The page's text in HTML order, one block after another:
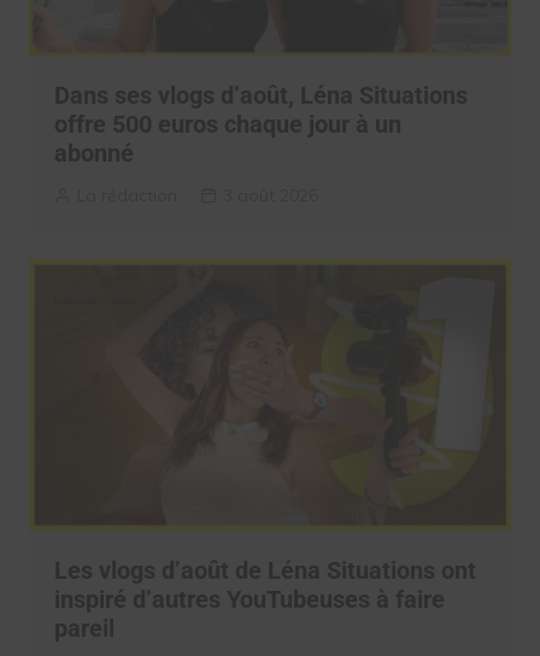
Dans ses vlogs d’août, Léna Situations
offre 500 euros chaque jour à un
abonné
Les vlogs d’août de Léna Situations ont
inspiré d’autres YouTubeuses à faire
pareil